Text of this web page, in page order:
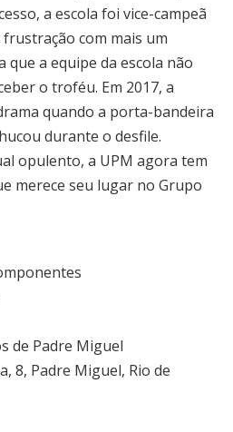
a escola foi vice-campeã
frustração com mais um
a equipe da escola não
o troféu. Em 2017, a
quando a porta-bandeira
durante o desfile.
opulento, a UPM agora tem
merece seu lugar no Grupo
de Padre Miguel
8, Padre Miguel, Rio de